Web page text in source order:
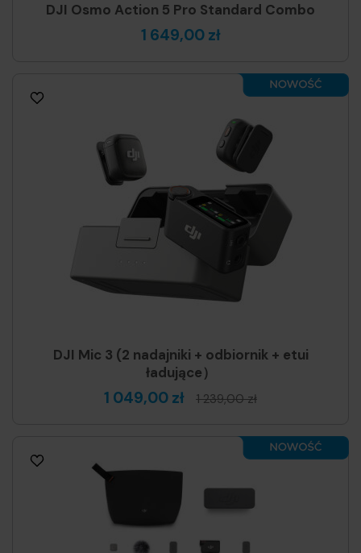
DJI Osmo Action 5 Pro Standard Combo
1 649,00 zł
DJI Mic 3 (2 nadajniki + odbiornik + etui
ładujące）
1 049,00 zł 1 239,00 zł